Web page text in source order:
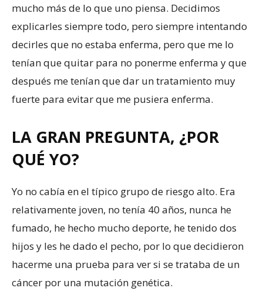
mucho más de lo que uno piensa. Decidimos
explicarles siempre todo, pero siempre intentando
decirles que no estaba enferma, pero que me lo
tenían que quitar para no ponerme enferma y que
después me tenían que dar un tratamiento muy
fuerte para evitar que me pusiera enferma.
LA GRAN PREGUNTA, ¿POR
QUÉ YO?
Yo no cabía en el típico grupo de riesgo alto. Era
relativamente joven, no tenía 40 años, nunca he
fumado, he hecho mucho deporte, he tenido dos
hijos y les he dado el pecho, por lo que decidieron
hacerme una prueba para ver si se trataba de un
cáncer por una mutación genética.